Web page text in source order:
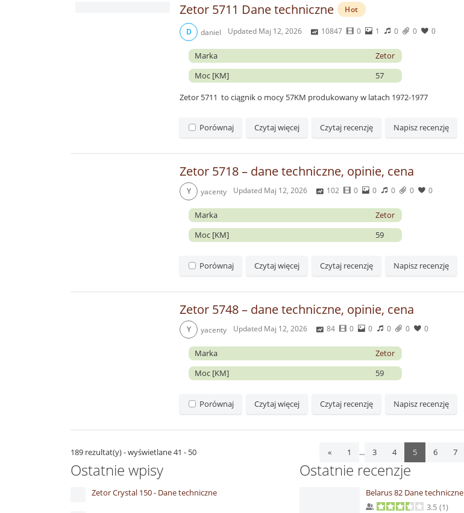
Zetor 5711 Dane techniczne Hot
D daniel Updated Maj 12, 2026 10847 0 1 0 0 0
Marka
Zetor
Moc [KM]
57
Zetor 5711 to ciągnik o mocy 57KM produkowany w latach 1972-1977
Porównaj Czytaj więcej Czytaj recenzję Napisz recenzję
Zetor 5718 – dane techniczne, opinie, cena
Y yacenty Updated Maj 12, 2026 102 0 0 0 0 0
Marka
Zetor
Moc [KM]
59
Porównaj Czytaj więcej Czytaj recenzję Napisz recenzję
Zetor 5748 – dane techniczne, opinie, cena
Y yacenty Updated Maj 12, 2026 84 0 0 0 0 0
Marka
Zetor
Moc [KM]
59
Porównaj Czytaj więcej Czytaj recenzję Napisz recenzję
189 rezultat(y) - wyświetlane 41 - 50 « 1 ... 3 4 5 6 7
Ostatnie wpisy
Zetor Crystal 150 - Dane techniczne
Ostatnie recenzje
Belarus 82 Dane techniczne
3.5 (1)